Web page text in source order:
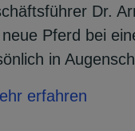
Dr.
Pferd bei
in
erfahren